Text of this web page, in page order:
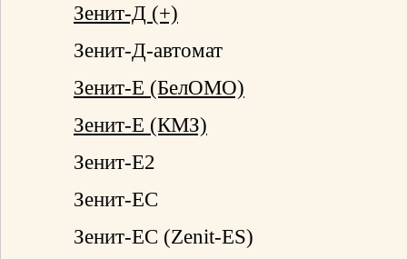
Зенит-Д (+)
Зенит-Д-автомат
Зенит-Е (БелОМО)
Зенит-Е (КМЗ)
Зенит-Е2
Зенит-ЕС
Зенит-ЕС (Zenit-ES)